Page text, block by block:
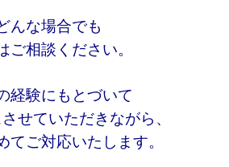
んな場合でも
ご相談ください。
経験にもとづいて
せていただきながら、
てご対応いたします。